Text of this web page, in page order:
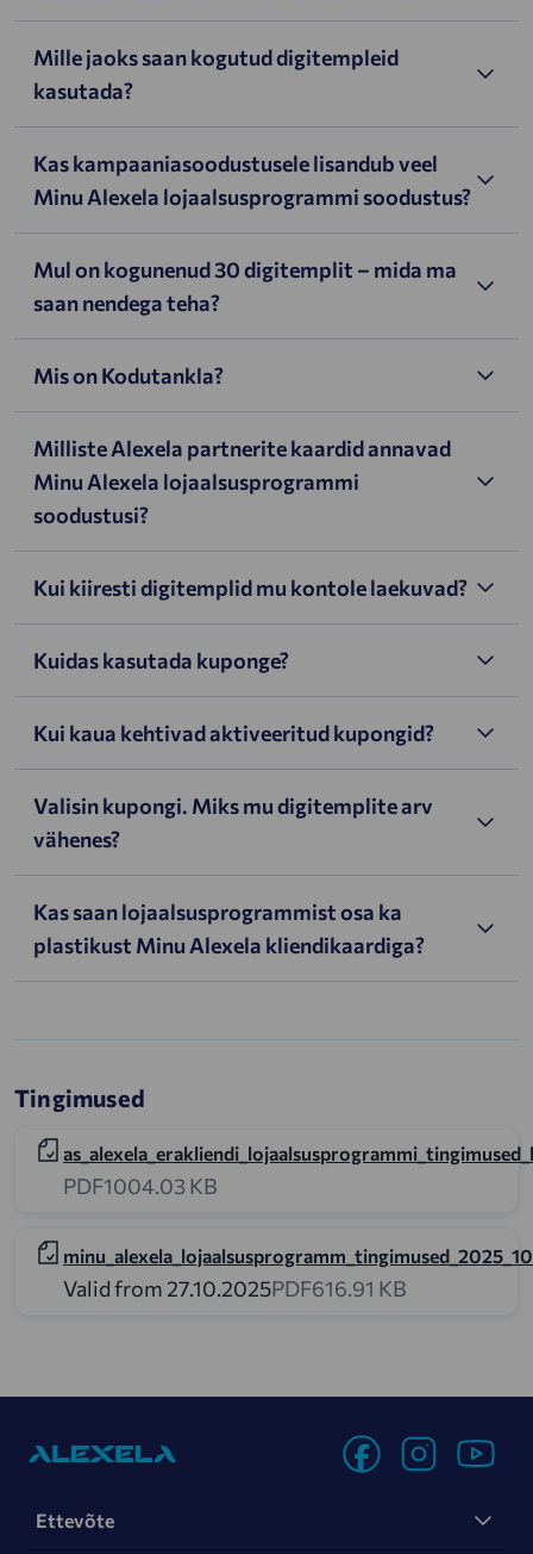
Mille jaoks saan kogutud digitempleid
kasutada?
Kas kampaaniasoodustusele lisandub veel
Minu Alexela lojaalsusprogrammi soodustus?
Mul on kogunenud 30 digitemplit – mida ma
saan nendega teha?
Mis on Kodutankla?
Milliste Alexela partnerite kaardid annavad
Minu Alexela lojaalsusprogrammi
soodustusi?
Kui kiiresti digitemplid mu kontole laekuvad?
Kuidas kasutada kuponge?
Kui kaua kehtivad aktiveeritud kupongid?
Valisin kupongi. Miks mu digitemplite arv
vähenes?
Kas saan lojaalsusprogrammist osa ka
plastikust Minu Alexela kliendikaardiga?
Tingimused
PDF1004.03 KB
Valid from 27.10.2025PDF616.91 KB
Ettevõte